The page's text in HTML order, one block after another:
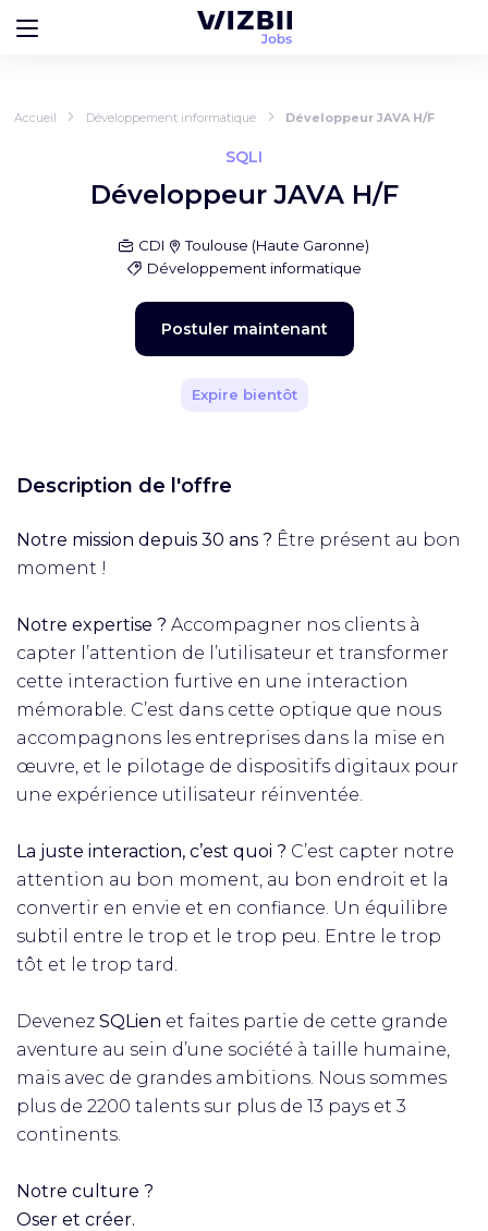
Accueil Développement informatique Développeur JAVA H/F
SQLI
Développeur JAVA H/F
CDI Toulouse (Haute Garonne)
Développement informatique
Postuler maintenant
Expire bientôt
Description de l'offre
Notre mission depuis 30 ans ? Être présent au bon
moment !​
Notre expertise ? Accompagner nos clients à
capter l’attention de l’utilisateur et transformer
cette interaction furtive en une interaction
mémorable. C’est dans cette optique que nous
accompagnons les entreprises dans la mise en
œuvre, et le pilotage de dispositifs digitaux pour
une expérience utilisateur réinventée.​
La juste interaction, c’est quoi ? C’est capter notre
attention au bon moment, au bon endroit et la
convertir en envie et en confiance. Un équilibre
subtil entre le trop et le trop peu. Entre le trop
tôt et le trop tard.​
Devenez SQLien et faites partie de cette grande
aventure au sein d’une société à taille humaine,
mais avec de grandes ambitions. Nous sommes
plus de 2200 talents sur plus de 13 pays et 3
continents.​
Notre culture ?​
Oser et créer.​